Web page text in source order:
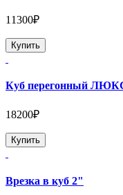
11300₽
Купить
Куб перегонный
18200₽
Купить
Врезка в куб 2"